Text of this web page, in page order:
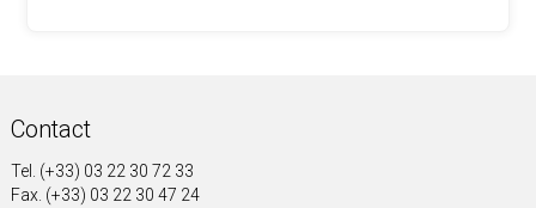
Contact
Tel. (+33) 03 22 30 72 33
Fax. (+33) 03 22 30 47 24